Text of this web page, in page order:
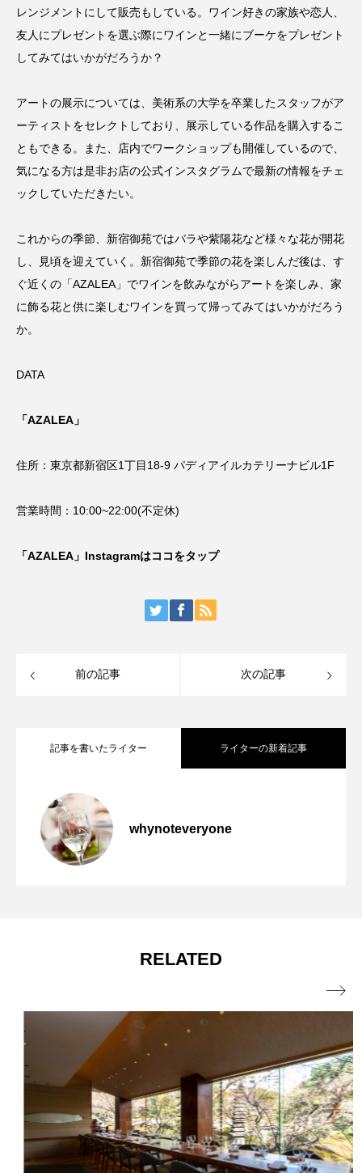
レンジメントにして販売もしている。ワイン好きの家族や恋人、
友人にプレゼントを選ぶ際にワインと一緒にブーケをプレゼント
してみてはいかがだろうか？
アートの展示については、美術系の大学を卒業したスタッフがア
ーティストをセレクトしており、展示している作品を購入するこ
ともできる。また、店内でワークショップも開催しているので、
気になる方は是非お店の公式インスタグラムで最新の情報をチェ
ックしていただきたい。
これからの季節、新宿御苑ではバラや紫陽花など様々な花が開花
し、見頃を迎えていく。新宿御苑で季節の花を楽しんだ後は、す
ぐ近くの「AZALEA」でワインを飲みながらアートを楽しみ、家
に飾る花と供に楽しむワインを買って帰ってみてはいかがだろう
か。
DATA
「AZALEA」
住所：東京都新宿区1丁目18-9 パディアイルカテリーナビル1F
営業時間：10:00~22:00(不定休)
「AZALEA」Instagramはココをタップ
前の記事 次の記事
記事を書いたライター ライターの新着記事
whynoteveryone
2026.01.23
2025.04.01
マガジン読者限定ご招待
イス氏来日記念ディナー」5種との極上ペ
アリングディナー開催！
RELATED
